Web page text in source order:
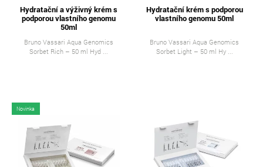
Hydratační a výživný krém s
podporou vlastního genomu
50ml
Bruno Vassari Aqua Genomics
Sorbet Rich – 50 ml Hyd ...
Hydratační krém s podporou
vlastního genomu 50ml
Bruno Vassari Aqua Genomics
Sorbet Light – 50 ml Hy ...
Novinka